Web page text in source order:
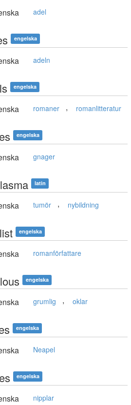
adel
engelska
adeln
engelska
romaner , romanlitteratur
engelska
gnager
latin
tumör , nybildning
engelska
romanförfattare
engelska
grumlig , oklar
engelska
Neapel
engelska
nipplar